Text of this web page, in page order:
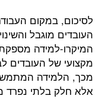
לסיכום, במקום
העובדים מוגבל
המיקרו-למידה מספקת
מקצועי של העובדים
מכך, הלמידה
אלא חלק בלתי נפרד